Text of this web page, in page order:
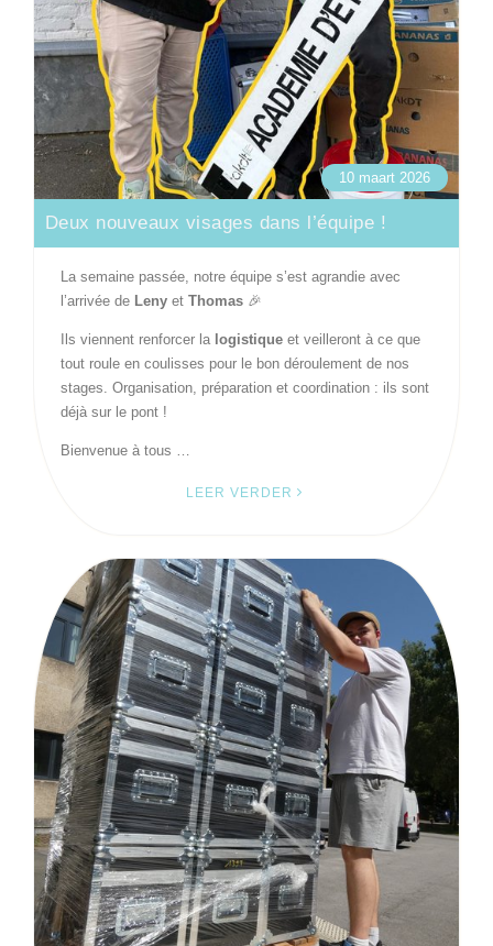
10 maart 2026
Deux nouveaux visages dans l’équipe !
La semaine passée, notre équipe s’est agrandie avec
l’arrivée de Leny et Thomas 🎉
Ils viennent renforcer la logistique et veilleront à ce que
tout roule en coulisses pour le bon déroulement de nos
stages. Organisation, préparation et coordination : ils sont
déjà sur le pont !
Bienvenue à tous …
LEER VERDER